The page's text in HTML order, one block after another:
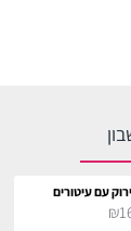
עם עיטורים